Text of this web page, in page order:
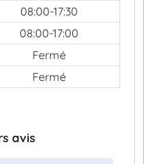
08:00-17:30
08:00-17:00
Fermé
Fermé
avis